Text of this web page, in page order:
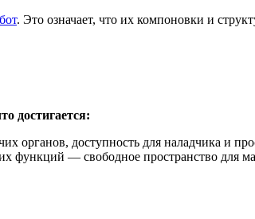
. Это означает, что их компоновки и
достигается:
органов, доступность для наладчика и
функций — свободное пространство для